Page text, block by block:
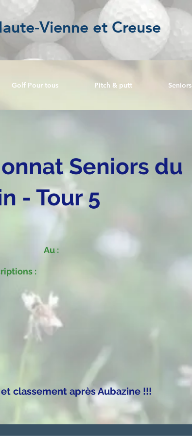
Vienne et Creuse
Golf Pour tous Pitch & putt Seniors
Seniors du
- Tour 5
Au :
:
classement après Aubazine !!!